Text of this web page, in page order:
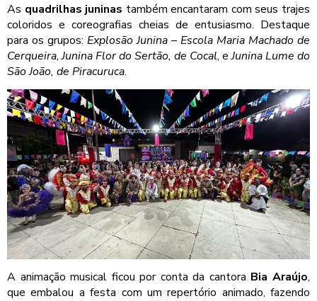
As quadrilhas juninas também encantaram com seus trajes
coloridos e coreografias cheias de entusiasmo. Destaque
para os grupos: Explosão Junina – Escola Maria Machado de
Cerqueira,Junina Flor do Sertão, de Cocal, eJunina Lume do
São João, de Piracuruca.
A animação musical ficou por conta da cantora Bia Araújo,
que embalou a festa com um repertório animado, fazendo